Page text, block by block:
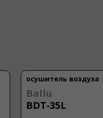
осушитель воздуха
Ballu
BDT-35L